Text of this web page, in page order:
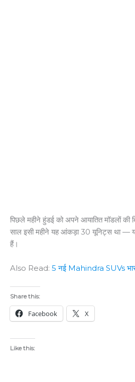
पिछले महीने हुंडई को अपने आयातित मॉडलों
साल इसी महीने यह आंकड़ा 30 यूनिट्स था —
हैं।
Also Read: 5 नई Mahindra SUVs
Share this:
Facebook X
Like this: